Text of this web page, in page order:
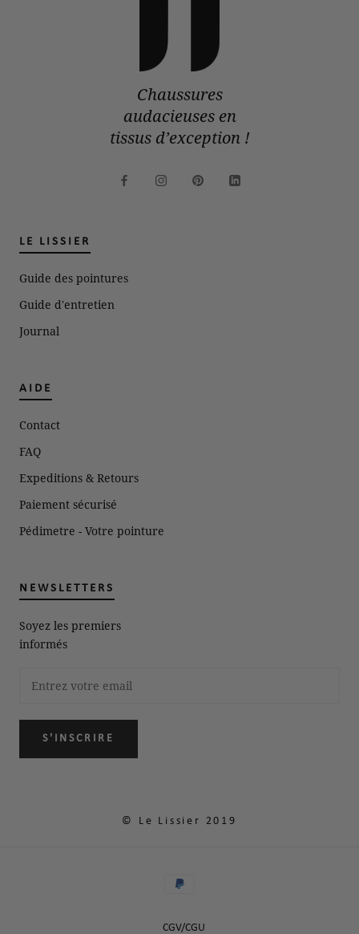
Chaussures
audacieuses en
tissus d’exception !
LE LISSIER
Guide des pointures
Guide d'entretien
Journal
AIDE
Contact
FAQ
Expeditions & Retours
Paiement sécurisé
Pédimetre - Votre pointure
NEWSLETTERS
Soyez les premiers
informés
S'INSCRIRE
© Le Lissier 2019
CGV/CGU